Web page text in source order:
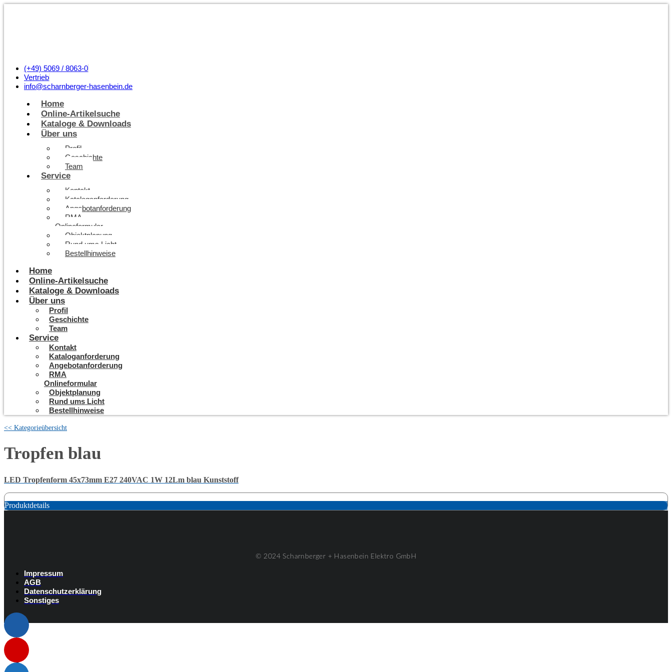
(+49) 5069 / 8063-0
Vertrieb
info@scharnberger-hasenbein.de
Home
Online-Artikelsuche
Kataloge & Downloads
Über uns
Profil
Geschichte
Team
Service
Kontakt
Kataloganforderung
Angebotanforderung
RMA
Onlineformular
Objektplanung
Rund ums Licht
Bestellhinweise
Home
Online-Artikelsuche
Kataloge & Downloads
Über uns
Profil
Geschichte
Team
Service
Kontakt
Kataloganforderung
Angebotanforderung
RMA
Onlineformular
Objektplanung
Rund ums Licht
Bestellhinweise
<< Kategorieübersicht
Tropfen blau
LED Tropfenform 45x73mm E27 240VAC 1W 12Lm blau Kunststoff
Produktdetails
© 2024 Scharnberger + Hasenbein Elektro GmbH
Impressum
AGB
Datenschutzerklärung
Sonstiges
Listenelement #1
Listenelement #2
Listenelement #3
Listenelement